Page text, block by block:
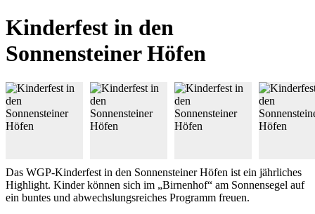
Kinderfest in den
Sonnensteiner Höfen
Das WGP-Kinderfest in den Sonnensteiner Höfen ist ein jährliches
Highlight. Kinder können sich im „Birnenhof“ am Sonnensegel auf
ein buntes und abwechslungsreiches Programm freuen.